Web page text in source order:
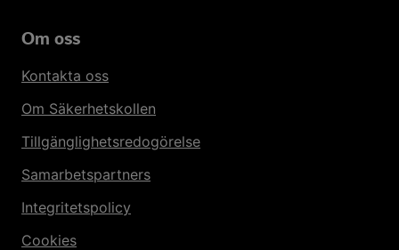
Om oss
Kontakta oss
Om Säkerhetskollen
Tillgänglighetsredogörelse
Samarbetspartners
Integritetspolicy
Cookies